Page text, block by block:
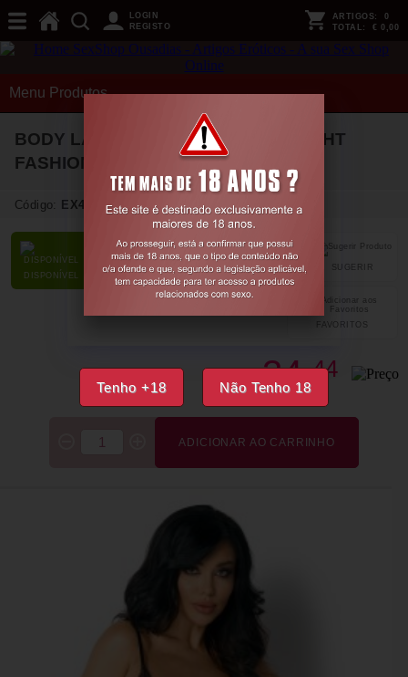
Tenho +18 Não Tenho 18
LOGIN
REGISTO
ARTIGOS: 0
TOTAL: € 0,00
Menu Produtos
BODY LAUREN PRETO BEAUTY NIGHT
FASHION
Código: EX47307
DISPONÍVEL
SUGERIR
PARTILHAR
FAVORITOS
€34,44
ADICIONAR AO CARRINHO